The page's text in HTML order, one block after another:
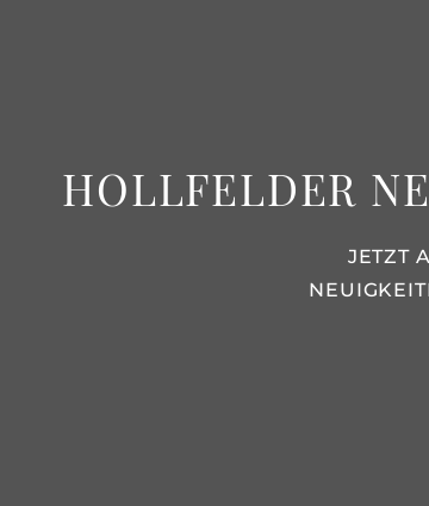
HOLLFELDER
JETZT